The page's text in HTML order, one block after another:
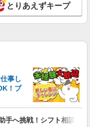
：10,000円〜14,716円 ・
円〜5,239円 ・遠隔面
メール支援 1件：500円
四日市市及びその周辺
市芝田
／ショートステイ兼務／
月給 26万4,000円 正看
とりあえずキープ
事し
！ブ
へ挑戦！シフト相談OK♪